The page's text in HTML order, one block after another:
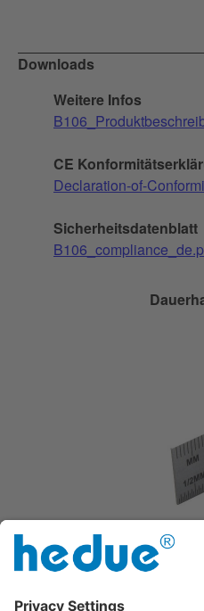
Downloads
Weitere Infos
CE
Declaration-of-
Sicherheitsdatenblatt
Geätzte,